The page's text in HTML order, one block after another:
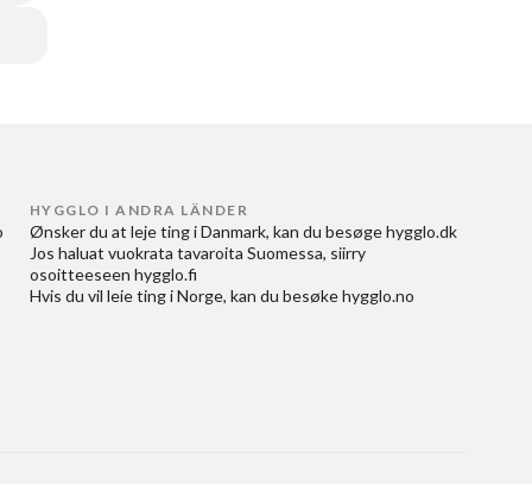
HYGGLO I ANDRA LÄNDER
Ønsker du at leje ting i Danmark, kan du besøge hygglo.dk
Jos haluat vuokrata tavaroita Suomessa, siirry
osoitteeseen hygglo.fi
Hvis du vil leie ting i Norge, kan du besøke hygglo.no